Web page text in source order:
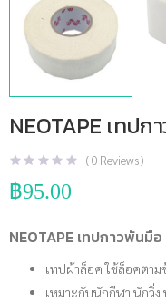
NEOTAPE เทปก
(0 Reviews )
฿95.00
NEOTAPE เทปกาวพันมือ
เทปผ้าล็อค ใช้ล็อคตาม
เหมาะกับนักกีฬา นักวิ่ง